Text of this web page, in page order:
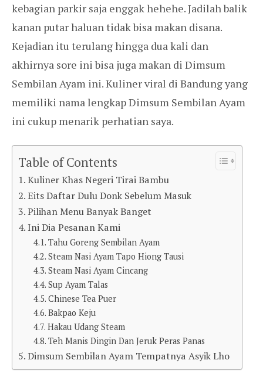
kebagian parkir saja enggak hehehe. Jadilah balik
kanan putar haluan tidak bisa makan disana.
Kejadian itu terulang hingga dua kali dan
akhirnya sore ini bisa juga makan di Dimsum
Sembilan Ayam ini. Kuliner viral di Bandung yang
memiliki nama lengkap Dimsum Sembilan Ayam
ini cukup menarik perhatian saya.
Table of Contents
Kuliner Khas Negeri Tirai Bambu
Eits Daftar Dulu Donk Sebelum Masuk
Pilihan Menu Banyak Banget
Ini Dia Pesanan Kami
Tahu Goreng Sembilan Ayam
Steam Nasi Ayam Tapo Hiong Tausi
Steam Nasi Ayam Cincang
Sup Ayam Talas
Chinese Tea Puer
Bakpao Keju
Hakau Udang Steam
Teh Manis Dingin Dan Jeruk Peras Panas
Dimsum Sembilan Ayam Tempatnya Asyik Lho